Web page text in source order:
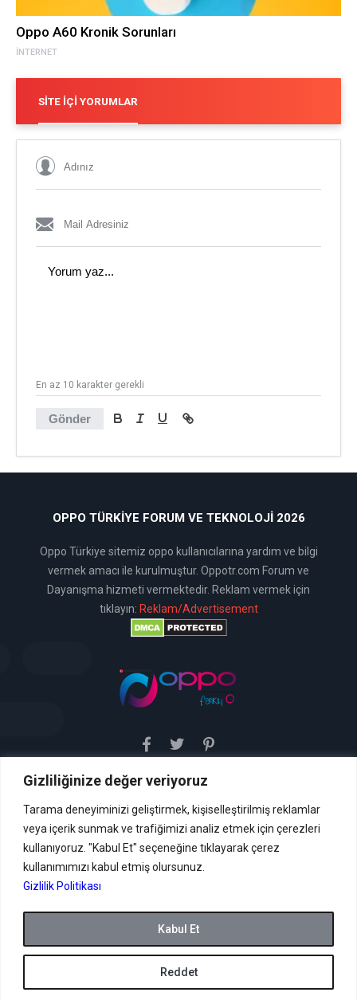
Gizliliğinize değer veriyoruz
Tarama deneyiminizi geliştirmek, kişiselleştirilmiş reklamlar
veya içerik sunmak ve trafiğimizi analiz etmek için çerezleri
kullanıyoruz. "Kabul Et" seçeneğine tıklayarak çerez
kullanımımızı kabul etmiş olursunuz.
Gizlilik Politikası
Reddet
Kabul Et
İNTERNET
Oppo A60 Kronik Sorunları
SITE İÇI YORUMLAR
Gönder
En az 10 karakter gerekli
OPPO TÜRKIYE FORUM VE TEKNOLOJI 2026
Oppo Türkiye sitemiz oppo kullanıcılarına yardım ve bilgi
vermek amacı ile kurulmuştur. Oppotr.com Forum ve
Dayanışma hizmeti vermektedir. Reklam vermek için
tıklayın: Reklam/Advertisement
Sitemiz uyar / kaldır prensibini benimsemiştir. Sitemiz,
hizmetini vermektedir. Bu yasaya göre, Site yönetimi
hukuka aykırı içerikleri kontrol etme yükümlülüğü yoktur. Bu
nedenle, web sitemiz uyar / kaldır prensibini
benimsemiştir ve kullanmaktadır. (
İletişim
Formu Veya ( info[AT]caglaryildiz[DOT]net )